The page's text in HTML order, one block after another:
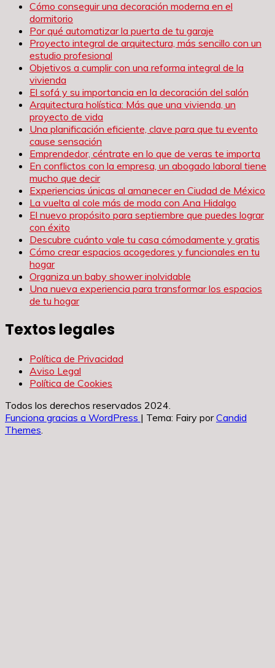
Cómo conseguir una decoración moderna en el
dormitorio
Por qué automatizar la puerta de tu garaje
Proyecto integral de arquitectura, más sencillo con un
estudio profesional
Objetivos a cumplir con una reforma integral de la
vivienda
El sofá y su importancia en la decoración del salón
Arquitectura holística: Más que una vivienda, un
proyecto de vida
Una planificación eficiente, clave para que tu evento
cause sensación
Emprendedor, céntrate en lo que de veras te importa
En conflictos con la empresa, un abogado laboral tiene
mucho que decir
Experiencias únicas al amanecer en Ciudad de México
La vuelta al cole más de moda con Ana Hidalgo
El nuevo propósito para septiembre que puedes lograr
con éxito
Descubre cuánto vale tu casa cómodamente y gratis
Cómo crear espacios acogedores y funcionales en tu
hogar
Organiza un baby shower inolvidable
Una nueva experiencia para transformar los espacios
de tu hogar
Textos legales
Política de Privacidad
Aviso Legal
Política de Cookies
Todos los derechos reservados 2024.
Funciona gracias a WordPress | Tema: Fairy porCandid
Themes.